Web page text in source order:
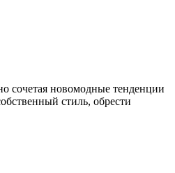
сочетая новомодные тенденции
стиль, обрести